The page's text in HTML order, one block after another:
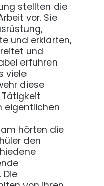
stellten die
vor. Sie
und erklärten,
und
erfuhren
viele
diese
eigentlichen
hörten die
den
Die